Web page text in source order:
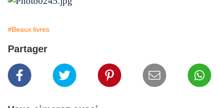
#Beaux livres
Partager